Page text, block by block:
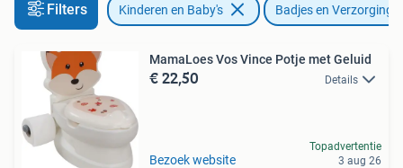
Filters Kinderen en Baby's Badjes en Verzorging
MamaLoes Vos Vince Potje met Geluid
€ 22,50 Details
Bezoek website
Topadvertentie
3 aug 26